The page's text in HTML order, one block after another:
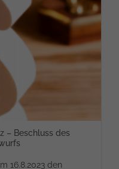
– Beschluss des
16.8.2023 den